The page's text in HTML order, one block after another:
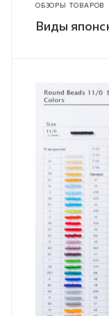
ОБЗОРЫ ТОВАРОВ
Виды